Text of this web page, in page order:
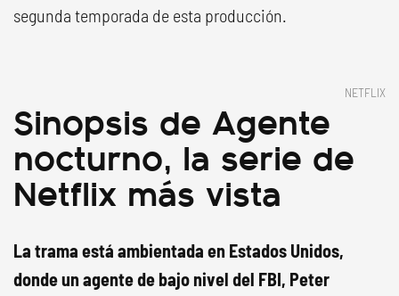
segunda temporada de esta producción.
NETFLIX
Sinopsis de Agente
nocturno, la serie de
Netflix más vista
La trama está ambientada en Estados Unidos,
donde un agente de bajo nivel del FBI, Peter